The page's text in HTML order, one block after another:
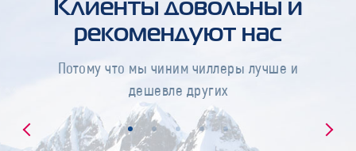
Клиенты довольны и
рекомендуют нас
Потому что мы чиним чиллеры лучше и
дешевле других